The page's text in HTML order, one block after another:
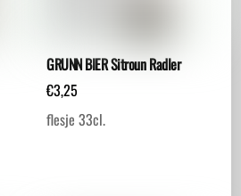
GRUNN BIER Sitroun Radler
€3,25
flesje 33cl.